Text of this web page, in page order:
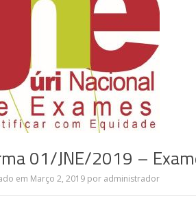
01/JNE/2019 –
em Março 2, 2019 por administrador